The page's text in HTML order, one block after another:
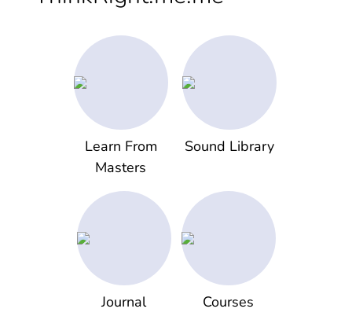
Learn From
Masters
Sound Library
Journal Courses